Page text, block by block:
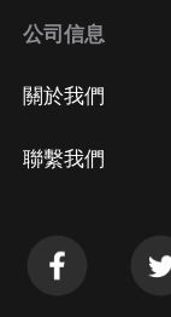
公司信息
關於我們
聯繫我們